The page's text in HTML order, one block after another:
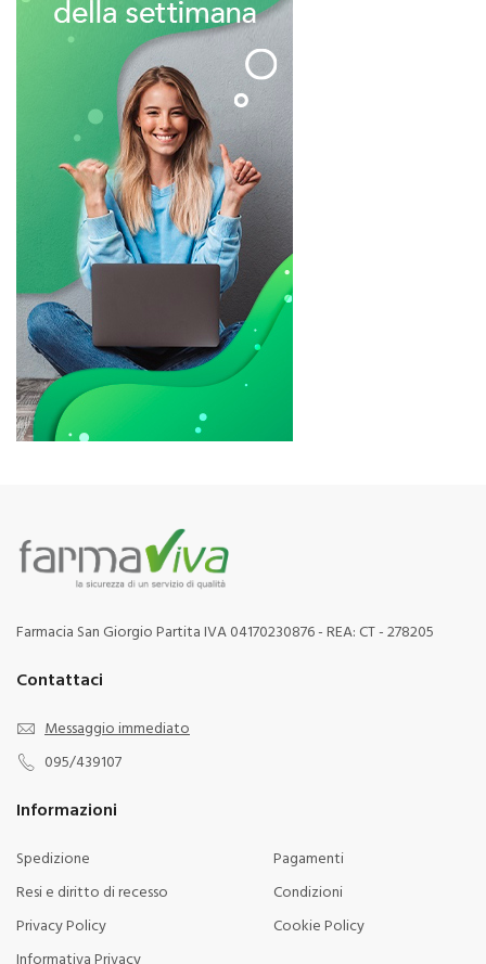
Farmacia San Giorgio Partita IVA 04170230876 - REA: CT - 278205
Contattaci
Messaggio immediato
095/439107
Informazioni
Spedizione
Pagamenti
Resi e diritto di recesso
Condizioni
Privacy Policy
Cookie Policy
Informativa Privacy